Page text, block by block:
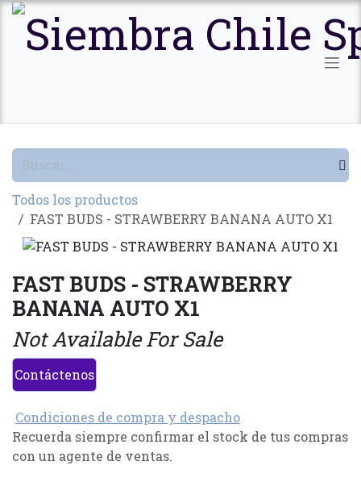
Ir al contenido
Todos los productos
FAST BUDS - STRAWBERRY BANANA AUTO X1
FAST BUDS - STRAWBERRY
BANANA AUTO X1
Not Available For Sale
Contáctenos
Condiciones de compra y despacho
Recuerda siempre confirmar el stock de tus compras
con un agente de ventas.